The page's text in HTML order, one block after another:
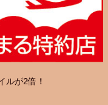
ルが2倍！